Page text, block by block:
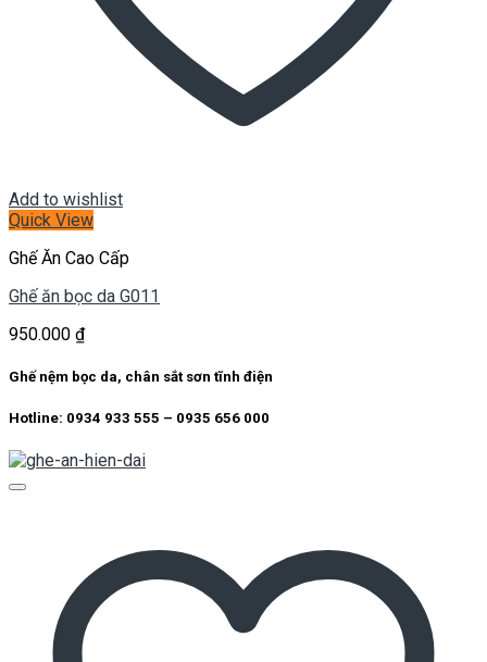
Add to wishlist
Quick View
Ghế Ăn Cao Cấp
Ghế ăn bọc da G011
950.000 ₫
Ghế nệm bọc da, chân sắt sơn tĩnh điện
Hotline: 0934 933 555 – 0935 656 000